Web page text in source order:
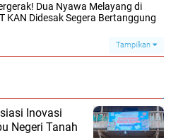
Dua Nyawa Melayang di
KAN Didesak Segera Bertanggung
Tampilkan
Inovasi
Negeri Tanah